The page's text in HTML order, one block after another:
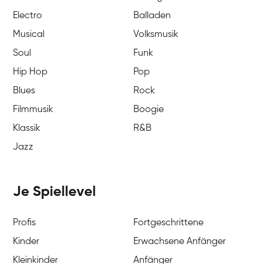
Electro
Balladen
Musical
Volksmusik
Soul
Funk
Hip Hop
Pop
Blues
Rock
Filmmusik
Boogie
Klassik
R&B
Jazz
Je Spiellevel
Profis
Fortgeschrittene
Kinder
Erwachsene Anfänger
Kleinkinder
Anfänger